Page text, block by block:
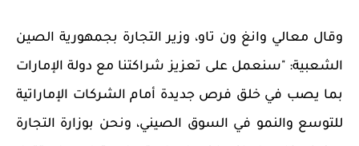
وقال معالي وانغ ون تاو، وزير التجارة بجمهورية الصين
الشعبية: "سنعمل على تعزيز شراكتنا مع دولة الإمارات
بما يصب في خلق فرص جديدة أمام الشركات الإماراتية
للتوسع والنمو في السوق الصيني، ونحن بوزارة التجارة